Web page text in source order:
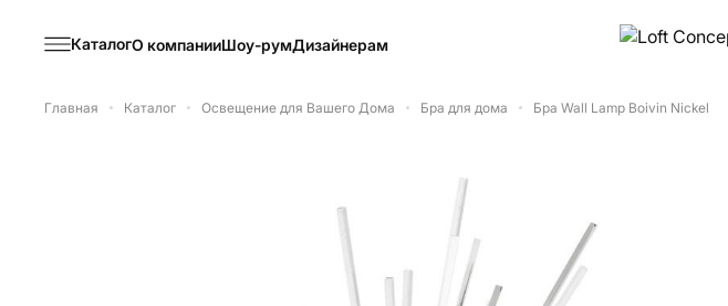
КаталогО компанииШоу-румДизайнерам
Главная Каталог Освещение для Вашего Дома Бра для дома Бра Wall Lamp Boivin Nickel